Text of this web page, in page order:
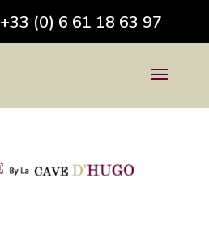
+33 (0) 6 61 18 63 97